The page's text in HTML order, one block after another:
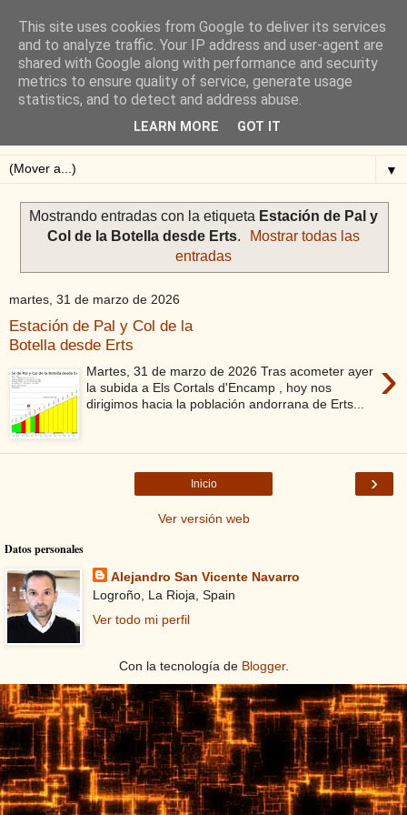
Blog de Alejandro San
Vicente
Blog sobre ciclismo: perfiles y altimetrías.
▼
Mostrando entradas con la etiqueta Estación de Pal y
Col de la Botella desde Erts.
Mostrar todas las
entradas
martes, 31 de marzo de 2026
Estación de Pal y Col de la
Botella desde Erts
›
Martes, 31 de marzo de 2026 Tras acometer ayer
la subida a Els Cortals d'Encamp , hoy nos
dirigimos hacia la población andorrana de Erts...
›
Inicio
Ver versión web
Datos personales
Alejandro San Vicente Navarro
Logroño, La Rioja, Spain
Ver todo mi perfil
Con la tecnología de Blogger.
This site uses cookies from Google to deliver its services
and to analyze traffic. Your IP address and user-agent are
shared with Google along with performance and security
metrics to ensure quality of service, generate usage
statistics, and to detect and address abuse.
LEARN MORE GOT IT